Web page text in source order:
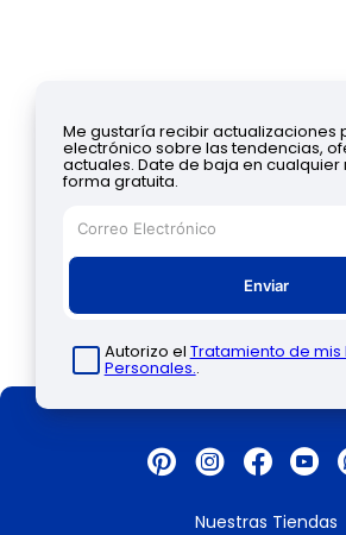
Me gustaría recibir actualizaciones
electrónico sobre las tendencias,
actuales. Date de baja en
forma gratuita.
Enviar
Autorizo el Tratamiento de mis
Personales..
Nuestras Tiendas